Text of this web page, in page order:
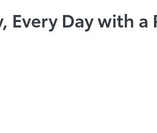
Every Day with a